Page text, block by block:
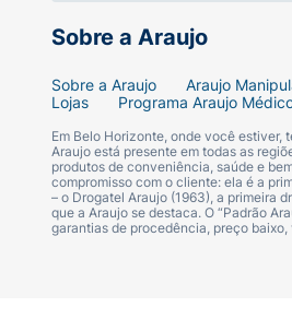
Sobre a Araujo
Sobre a Araujo Araujo
Lojas
Programa Araujo
Em Belo Horizonte, onde você estiver,
Araujo está presente em todas as
produtos de conveniência, saúde e
compromisso com o cliente: ela é a
– o Drogatel Araujo (1963), a primeira
que a Araujo se destaca. O “Padrão
garantias de procedência, preço